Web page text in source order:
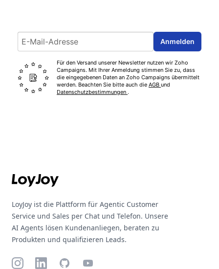
Email address Anmelden
Für den Versand unserer Newsletter nutzen wir Zoho
Campaigns. Mit Ihrer Anmeldung stimmen Sie zu, dass
die eingegebenen Daten an Zoho Campaigns übermittelt
werden. Beachten Sie bitte auch die AGB und
Datenschutzbestimmungen .
LoyJoy ist die Plattform für Agentic Customer
Service und Sales per Chat und Telefon. Unsere
AI Agents lösen Kundenanliegen, beraten zu
Produkten und qualifizieren Leads.
InstagramLinkedInGitHubYouTube